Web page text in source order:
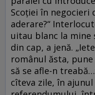
Scoției în negocieri
aderare?“
uitau blanc la mine
din cap, a jenă.
românul ăsta,
să se afle-n
cîteva zile, în ajunul